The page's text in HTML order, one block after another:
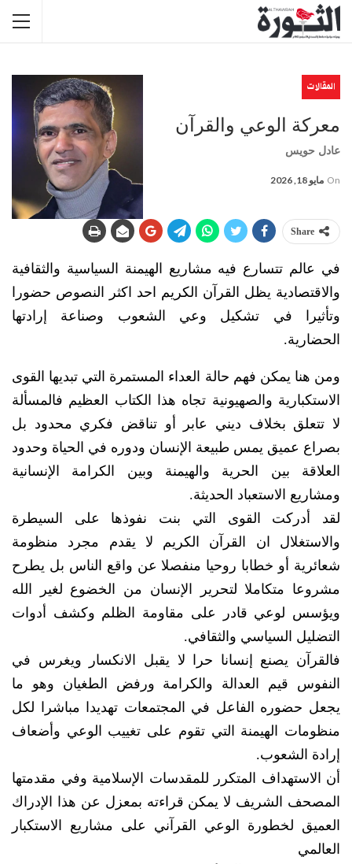
المقالات
معركة الوعي والقرآن
عادل حويس
On مايو 18, 2026
Share
في عالم تتسارع فيه مشاريع الهيمنة السياسية والثقافية
والاقتصادية يظل القرآن الكريم احد اكثر النصوص حضورا
وتأثيرا في تشكيل وعي الشعوب وصناعة إرادتها
الحضارية.
ومن هنا يمكن فهم حالة العداء المستمرة التي تبديها القوى
الاستكبارية والصهيونية تجاه هذا الكتاب العظيم فالمسألة
لا تتعلق بخلاف ديني عابر أو تناقض فكري محدود بل
بصراع عميق يمس طبيعة الإنسان ودوره في الحياة وحدود
العلاقة بين الحرية والهيمنة وبين الكرامة الإنسانية
ومشاريع الاستعباد الحديثة.
لقد أدركت القوى التي بنت نفوذها على السيطرة
والاستغلال ان القرآن الكريم لا يقدم مجرد منظومة
شعائرية أو خطابا روحيا منفصلا عن واقع الناس بل يطرح
مشروعا متكاملا لتحرير الإنسان من الخضوع لغير الله
ويؤسس لوعي قادر على مقاومة الظلم وكشف أدوات
التضليل السياسي والثقافي.
فالقرآن يصنع إنسانا حرا لا يقبل الانكسار ويغرس في
النفوس قيم العدالة والكرامة ورفض الطغيان وهو ما
يجعل حضوره الفاعل في المجتمعات تهديدا مباشرا لكل
منظومات الهيمنة التي تقوم على تغييب الوعي وأضعاف
إرادة الشعوب.
أن الاستهداف المتكرر للمقدسات الإسلامية وفي مقدمتها
المصحف الشريف لا يمكن قراءته بمعزل عن هذا الإدراك
العميق لخطورة الوعي القرآني على مشاريع الاستكبار
العالمي